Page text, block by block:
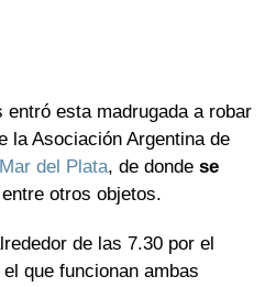
entró esta madrugada a robar
la Asociación Argentina de
Mar del Plata, de donde se
otros objetos.
de las 7.30 por el
que funcionan ambas